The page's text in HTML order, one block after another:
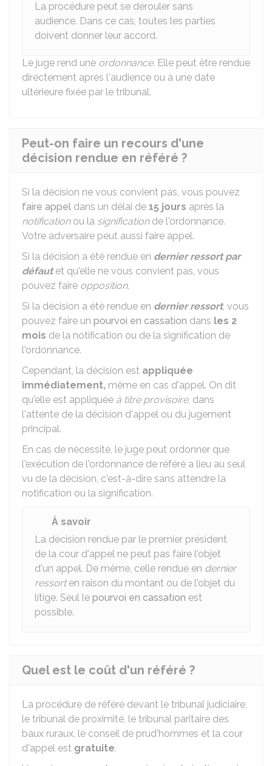
La procédure peut se dérouler sans
audience. Dans ce cas, toutes les parties
doivent donner leur accord.
Le juge rend une ordonnance. Elle peut être rendue
directement après l'audience ou à une date
ultérieure fixée par le tribunal.
Peut-on faire un recours d'une
décision rendue en référé ?
Si la décision ne vous convient pas, vous pouvez
faire appel dans un délai de 15 jours après la
notificationou la significationde l'ordonnance.
Votre adversaire peut aussi faire appel.
Si la décision a été rendue en dernier ressort par
défautet qu'elle ne vous convient pas, vous
pouvez faire opposition.
Si la décision a été rendue en dernier ressort, vous
pouvez faire un pourvoi en cassation dans les 2
mois de la notification ou de la signification de
l'ordonnance.
Cependant, la décision est appliquée
immédiatement, même en cas d'appel. On dit
qu'elle est appliquée à titre provisoire, dans
l'attente de la décision d'appel ou du jugement
principal.
En cas de nécessité, le juge peut ordonner que
l'exécution de l'ordonnance de référé a lieu au seul
vu de la décision, c'est-à-dire sans attendre la
notification ou la signification.
À savoir
La décision rendue par le premier président
de la cour d'appel ne peut pas faire l'objet
d'un appel. De même, celle rendue en dernier
ressorten raison du montant ou de l'objet du
litige. Seul le pourvoi en cassation est
possible.
Quel est le coût d'un référé ?
La procédure de référé devant le tribunal judiciaire,
le tribunal de proximité, le tribunal paritaire des
baux ruraux, le conseil de prud'hommes et la cour
d'appel est gratuite.